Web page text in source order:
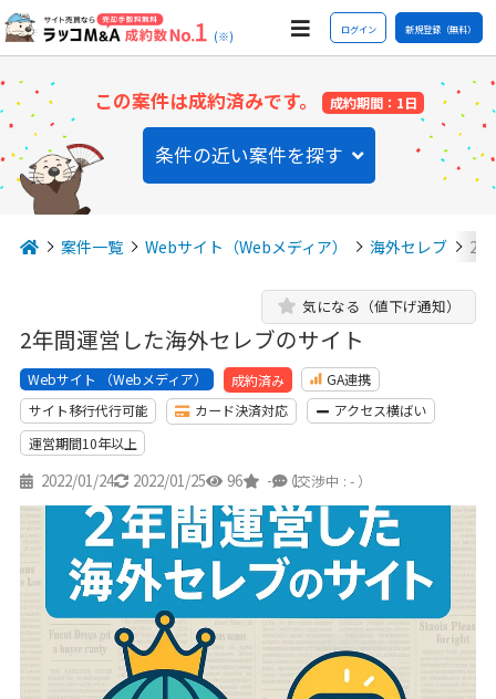
(※) ログイン 新規登録（無料）
この案件は成約済みです。 成約期間：1日
条件の近い案件を探す
案件一覧 Webサイト（Webメディア） 海外セレブ 2
2年間運営した海外セレブのサイト
気になる（値下げ通知）
Webサイト （Webメディア） 成約済み
GA連携
サイト移行代行可能
カード決済対応
アクセス横ばい
運営期間10年以上
2022/01/24 2022/01/25 96 - 1
（交渉中 : - ）